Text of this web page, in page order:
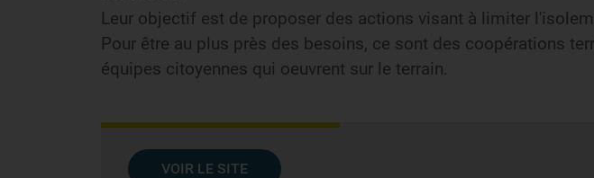
Leur objectif est de proposer des actions visant à limiter
Pour être au plus près des besoins, ce sont des coopérations
équipes citoyennes qui oeuvrent sur le terrain.
VOIR LE SITE